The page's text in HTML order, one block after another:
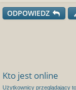
ODPOWIEDZ
Kto jest online
Użytkownicy przeglądający